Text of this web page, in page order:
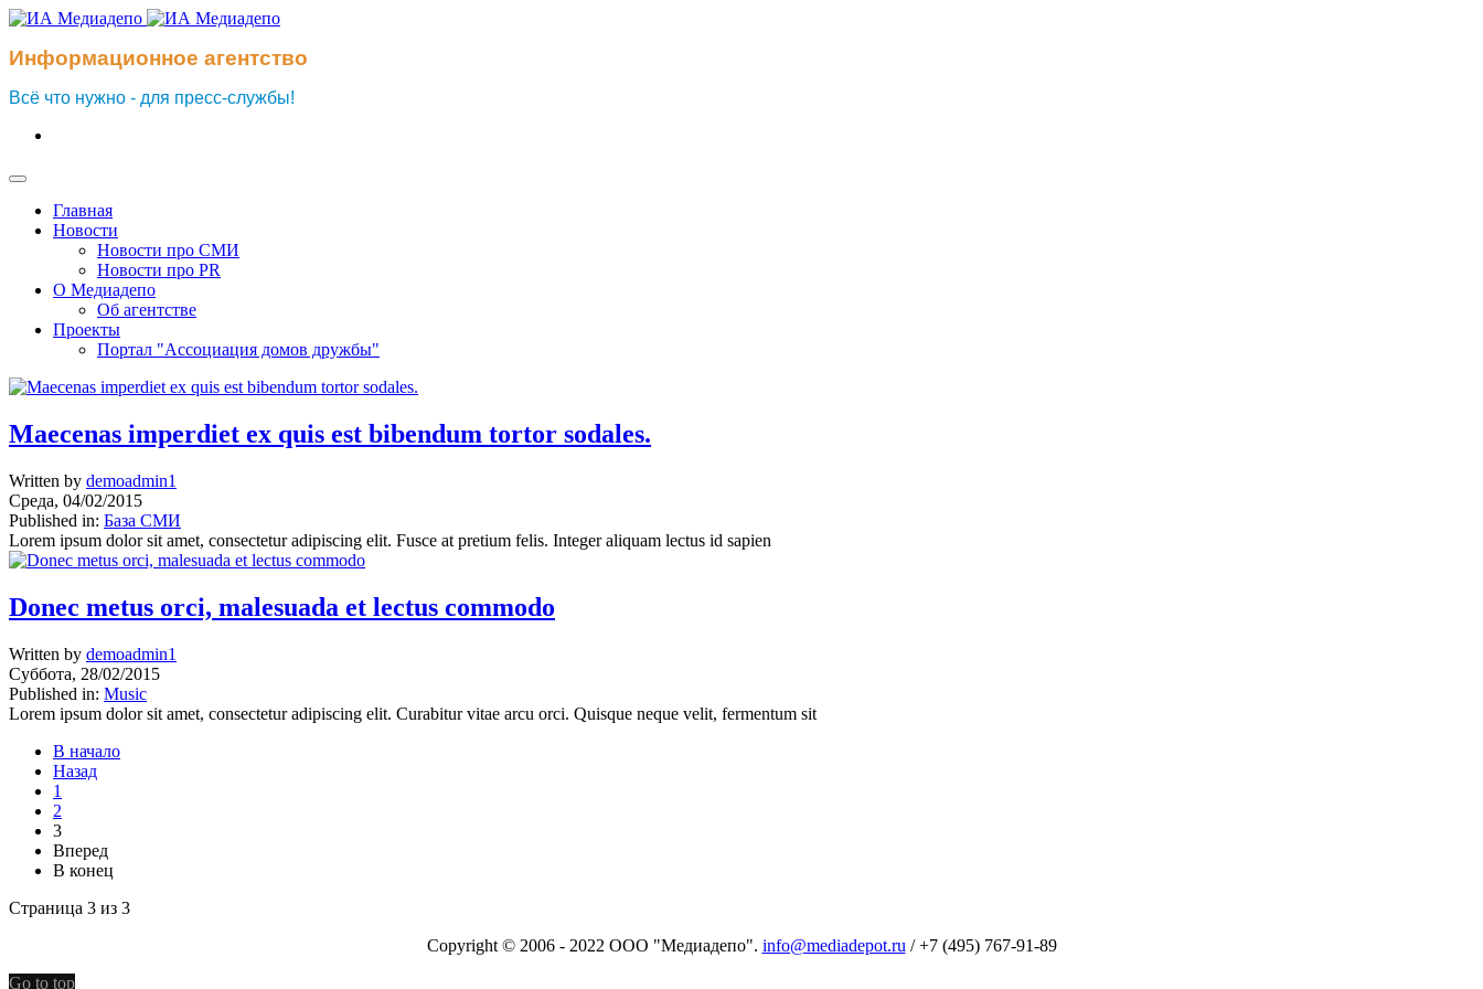
Информационное агентство
Всё что нужно - для пресс-службы!
Главная
Новости
Новости про СМИ
Новости про PR
О Медиадепо
Об агентстве
Проекты
Портал "Ассоциация домов дружбы"
Maecenas imperdiet ex quis est bibendum tortor sodales.
Written by demoadmin1
Среда, 04/02/2015
Published in: База СМИ
Lorem ipsum dolor sit amet, consectetur adipiscing elit. Fusce at pretium felis. Integer aliquam lectus id sapien
Donec metus orci, malesuada et lectus commodo
Written by demoadmin1
Суббота, 28/02/2015
Published in: Music
Lorem ipsum dolor sit amet, consectetur adipiscing elit. Curabitur vitae arcu orci. Quisque neque velit, fermentum sit
В начало
Назад
1
2
3
Вперед
В конец
Страница 3 из 3
Copyright © 2006 - 2022 ООО "Медиадепо". info@mediadepot.ru / +7 (495) 767-91-89
Go to top